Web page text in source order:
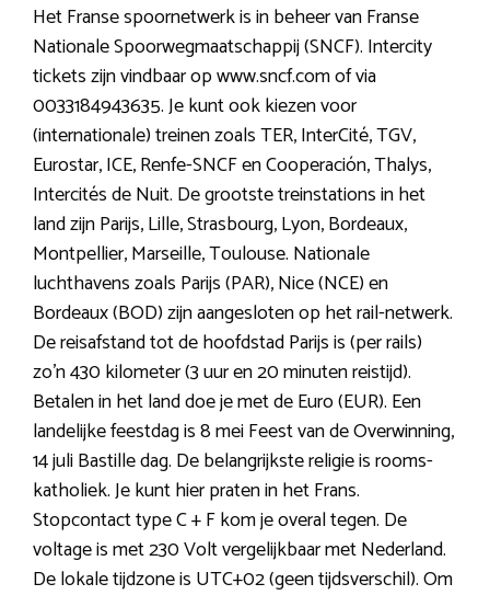
Het Franse spoornetwerk is in beheer van Franse
Nationale Spoorwegmaatschappij (SNCF). Intercity
tickets zijn vindbaar op www.sncf.com of via
0033184943635. Je kunt ook kiezen voor
(internationale) treinen zoals TER, InterCité, TGV,
Eurostar, ICE, Renfe-SNCF en Cooperación, Thalys,
Intercités de Nuit. De grootste treinstations in het
land zijn Parijs, Lille, Strasbourg, Lyon, Bordeaux,
Montpellier, Marseille, Toulouse. Nationale
luchthavens zoals Parijs (PAR), Nice (NCE) en
Bordeaux (BOD) zijn aangesloten op het rail-netwerk.
De reisafstand tot de hoofdstad Parijs is (per rails)
zo’n 430 kilometer (3 uur en 20 minuten reistijd).
Betalen in het land doe je met de Euro (EUR). Een
landelijke feestdag is 8 mei Feest van de Overwinning,
14 juli Bastille dag. De belangrijkste religie is rooms-
katholiek. Je kunt hier praten in het Frans.
Stopcontact type C + F kom je overal tegen. De
voltage is met 230 Volt vergelijkbaar met Nederland.
De lokale tijdzone is UTC+02 (geen tijdsverschil). Om